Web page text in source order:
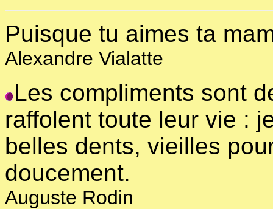
Puisque tu aimes ta
Alexandre Vialatte
Les compliments sont
raffolent toute leur vie :
belles dents, vieilles
doucement.
Auguste Rodin